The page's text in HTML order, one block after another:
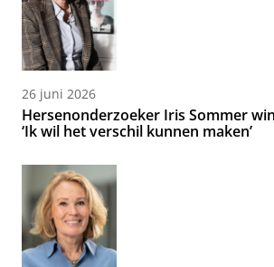
26 juni 2026
Hersenonderzoeker Iris Sommer
‘Ik wil het verschil kunnen maken’